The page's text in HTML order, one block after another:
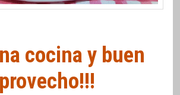
cocina y buen
provecho!!!